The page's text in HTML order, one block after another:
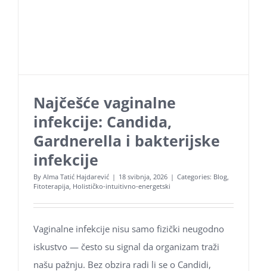
Najčešće vaginalne
infekcije: Candida,
Gardnerella i bakterijske
infekcije
By Alma Tatić Hajdarević | 18 svibnja, 2026 | Categories: Blog
Fitoterapija Holističko-intuitivno-energetski
Vaginalne infekcije nisu samo fizički neugodno
iskustvo — često su signal da organizam traži
našu pažnju. Bez obzira radi li se o Candidi,